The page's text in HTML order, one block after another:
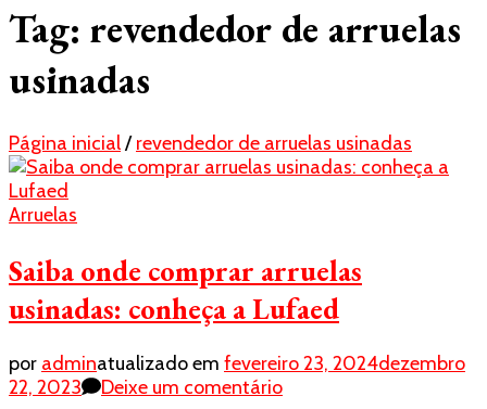
Tag: revendedor de arruelas
usinadas
Página inicial/ revendedor de arruelas usinadas
Arruelas
Saiba onde comprar arruelas
usinadas: conheça a Lufaed
por adminatualizado em fevereiro 23, 2024dezembro
22, 2023
Deixe um comentárioem